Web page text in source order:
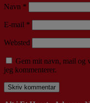
Navn *
E-mail *
Websted
Gem mit navn, mail og
jeg kommenterer.